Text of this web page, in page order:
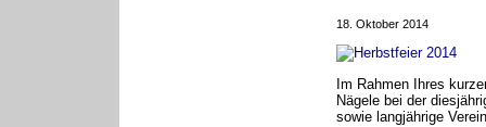
18. Oktober 2014
Im Rahmen Ihres
Nägele bei der
sowie langjährige